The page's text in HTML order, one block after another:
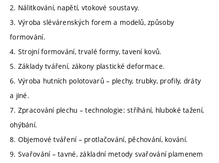
2. Nálitkování, napětí, vtokové soustavy.
3. Výroba slévárenských forem a modelů, způsoby
formování.
4. Strojní formování, trvalé formy, tavení kovů.
5. Základy tváření, zákony plastické deformace.
6. Výroba hutních polotovarů – plechy, trubky, profily, dráty
a jiné.
7. Zpracování plechu – technologie: stříhání, hluboké tažení,
ohýbání.
8. Objemové tváření – protlačování, pěchování, kování.
9. Svařování – tavné, základní metody svařování plamenem